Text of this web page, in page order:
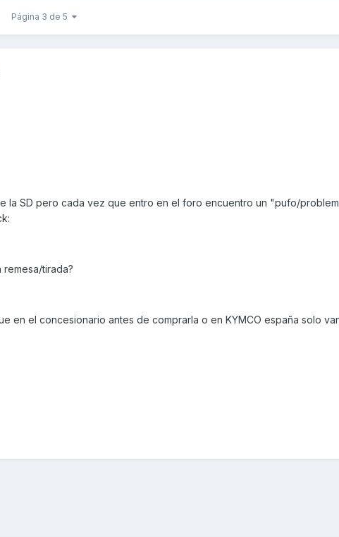
Página 3 de 5
la SD pero cada vez que entro en el foro encuentro un "pufo/
remesa/tirada?
en el concesionario antes de comprarla o en KYMCO españa solo